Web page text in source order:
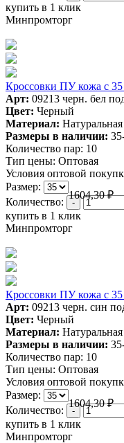
купить в 1 клик
Минпромторг
Кроссовки ПУ кожа c 35
Арт: 09213 черн. бел
Цвет: Черный
Материал:
Размеры в наличии:
Количество пар: 10
Тип цены: Оптовая
Условия оптовой
Размер:
1604,30₽
Количество:
купить в 1 клик
Минпромторг
Кроссовки ПУ кожа c 35
Арт: 09213 черн. син
Цвет: Черный
Материал:
Размеры в наличии:
Количество пар: 10
Тип цены: Оптовая
Условия оптовой
Размер:
1604,30₽
Количество:
купить в 1 клик
Минпромторг